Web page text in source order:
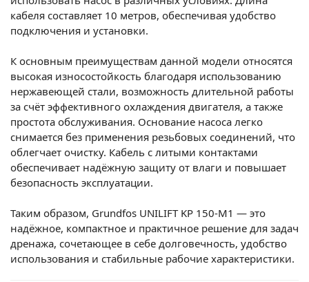
кабеля составляет 10 метров, обеспечивая удобство
подключения и установки.
К основным преимуществам данной модели относятся
высокая износостойкость благодаря использованию
нержавеющей стали, возможность длительной работы
за счёт эффективного охлаждения двигателя, а также
простота обслуживания. Основание насоса легко
снимается без применения резьбовых соединений, что
облегчает очистку. Кабель с литыми контактами
обеспечивает надёжную защиту от влаги и повышает
безопасность эксплуатации.
Таким образом, Grundfos UNILIFT KP 150-M1 — это
надёжное, компактное и практичное решение для задач
дренажа, сочетающее в себе долговечность, удобство
использования и стабильные рабочие характеристики.